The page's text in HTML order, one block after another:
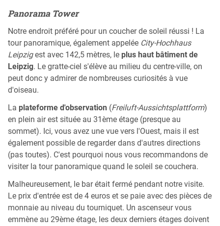
Panorama Tower
Notre endroit préféré pour un coucher de soleil réussi ! La
tour panoramique, également appelée City-Hochhaus
Leipzigest avec 142,5 mètres, le plus haut bâtiment de
Leipzig. Le gratte-ciel s'élève au milieu du centre-ville, on
peut donc y admirer de nombreuses curiosités à vue
d'oiseau.
La plateforme d'observation (Freiluft-Aussichtsplattform)
en plein air est située au 31ème étage (presque au
sommet). Ici, vous avez une vue vers l'Ouest, mais il est
également possible de regarder dans d'autres directions
(pas toutes). C'est pourquoi nous vous recommandons de
visiter la tour panoramique quand le soleil se couchera.
Malheureusement, le bar était fermé pendant notre visite.
Le prix d'entrée est de 4 euros et se paie avec des pièces de
monnaie au niveau du tourniquet. Un ascenseur vous
emmène au 29ème étage, les deux derniers étages doivent